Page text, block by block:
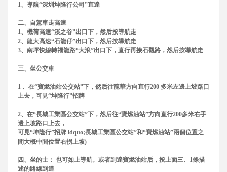
1、導航“深圳坤隆行公司”直達
二、自駕車走高速
1、機荷高速“溪之谷”出口下，然后按導航走
2、龍大高速“石龍仔”出口下，然后按導航走
3、南坪快線轉福龍路“大浪”出口下，直行再接石觀路，然后按導航走
三、坐公交車
1 、在“寶燃油站公交站”下，然后往龍華方向直行200 多米左邊上坡路口
上去，可見“坤隆行”招牌
2、在“長城工業區公交站”下，然后往“寶燃油站”方向直行200多米右手
邊上坡路口上去，
可見“坤隆行”招牌 ldquo;長城工業區公交站”和“寶燃油站”兩個位置之
間大概中間位置右拐上坡)
四、坐的士： 也可如上導航。或者到達寶燃油站后，按上面三、1條描
述的路線到達